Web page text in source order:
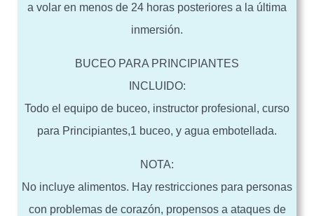
a volar en menos de 24 horas posteriores a la última
inmersión.
BUCEO PARA PRINCIPIANTES
INCLUIDO:
Todo el equipo de buceo, instructor profesional, curso
para Principiantes,1 buceo, y agua embotellada.
NOTA:
No incluye alimentos. Hay restricciones para personas
con problemas de corazón, propensos a ataques de